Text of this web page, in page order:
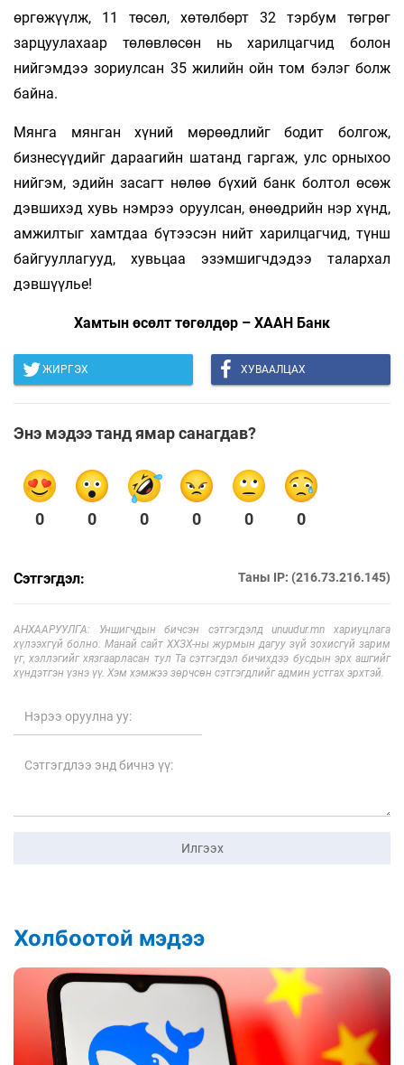
өргөжүүлж, 11 төсөл, хөтөлбөрт 32 тэрбум төгрөг
зарцуулахаар төлөвлөсөн нь харилцагчид болон
нийгэмдээ зориулсан 35 жилийн ойн том бэлэг болж
байна.
Мянга мянган хүний мөрөөдлийг бодит болгож,
бизнесүүдийг дараагийн шатанд гаргаж, улс орныхоо
нийгэм, эдийн засагт нөлөө бүхий банк болтол өсөж
дэвшихэд хувь нэмрээ оруулсан, өнөөдрийн нэр хүнд,
амжилтыг хамтдаа бүтээсэн нийт харилцагчид, түнш
байгууллагууд, хувьцаа эзэмшигчдэдээ талархал
дэвшүүлье!
Хамтын өсөлт төгөлдөр – ХААН Банк
ЖИРГЭХ ХУВААЛЦАХ
Энэ мэдээ танд ямар санагдав?
0 0 0 0 0 0
Сэтгэгдэл: Таны IP: (216.73.216.145)
АНХААРУУЛГА: Уншигчдын бичсэн сэтгэгдэлд unuudur.mn хариуцлага
хүлээхгүй болно. Манай сайт ХХЗХ-ны журмын дагуу зүй зохисгүй зарим
үг, хэллэгийг хязгаарласан тул Та сэтгэгдэл бичихдээ бусдын эрх ашгийг
хүндэтгэн үзнэ үү. Хэм хэмжээ зөрчсөн сэтгэгдлийг админ устгах эрхтэй.
Илгээх
Холбоотой мэдээ